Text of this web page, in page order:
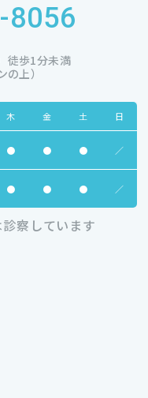
8056
徒歩1分未満
の上）
木 金 土
日
● ● ● ／
● ● ● ／
察しています